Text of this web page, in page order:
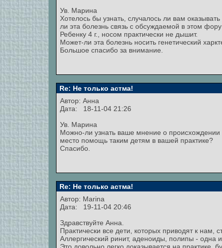
Ув. Марина
Хотелось бы узнать, случалось ли вам
ли эта болезнь связь с обсуждаемой в этом
Ребенку 4 г., носом практически не дышит.
Может-ли эта болезнь носить генетический
Большое спасибо за внимание.
Re: Не только астма!
Автор: Анна
Дата: 18-11-04 21:26
Ув. Марина
Можно-ли узнать ваше мнение о происхождении
место помощь таким детям в вашей практике?
Спасибо.
Re: Не только астма!
Автор: Marina
Дата: 19-11-04 20:46
Здравствуйте Анна.
Практически все дети, которых приводят к
Аллергический ринит, аденоиды, полипы - одна